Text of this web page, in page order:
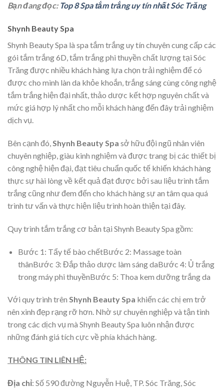
Bạn đang đọc: Top 8 Spa tắm trắng uy tín nhất Sóc Trăng
Shynh Beauty Spa
Shynh Beauty Spa là spa tắm trắng uy tín chuyên cung cấp các
gói tắm trắng 6D, tắm trắng phi thuyền chất lượng tại Sóc
Trăng được nhiều khách hàng lựa chọn trải nghiệm để có
được cho mình làn da khỏe khoắn, trắng sáng cùng công nghệ
tắm trắng hiện đại nhất, thảo dược kết hợp nguyên chất và
mức giá hợp lý nhất cho mỗi khách hàng đến đây trải nghiệm
dịch vụ.
Bên cạnh đó,Shynh Beauty Spa sở hữu đội ngũ nhân viên
chuyên nghiệp, giàu kinh nghiệm và được trang bị các thiết bị
công nghệ hiện đại, đạt tiêu chuẩn quốc tế khiến khách hàng
thực sự hài lòng về kết quả đạt được bởi sau liệu trình tắm
trắng cũng như đem đến cho khách hàng sự an tâm qua quá
trình tư vấn và thực hiện liệu trình hoàn thiện tại đây.
Quy trình tắm trắng cơ bản tại Shynh Beauty Spa gồm:
Bước 1: Tẩy tế bào chếtBước 2: Massage toàn
thânBước 3: Đắp thảo dược làm sáng daBước 4: Ủ trắng
trong máy phi thuyềnBước 5: Thoa kem dưỡng trắng da
Với quy trình trên Shynh Beauty Spa khiến các chị em trở
nên xinh đẹp rạng rỡ hơn. Nhờ sự chuyên nghiệp và tận tình
trong các dịch vụ mà Shynh Beauty Spa luôn nhận được
những đánh giá tích cực về phía khách hàng.
THÔNG TIN LIÊN HỆ:
Địa chỉ: Số 590 đường Nguyễn Huệ, TP. Sóc Trăng, Sóc